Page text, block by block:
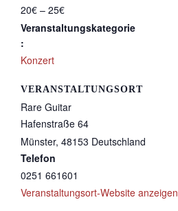
20€ – 25€
Veranstaltungskategorie
:
Konzert
VERANSTALTUNGSORT
Rare Guitar
Hafenstraße 64
Münster, 48153 Deutschland
Telefon
0251 661601
Veranstaltungsort-Website anzeigen